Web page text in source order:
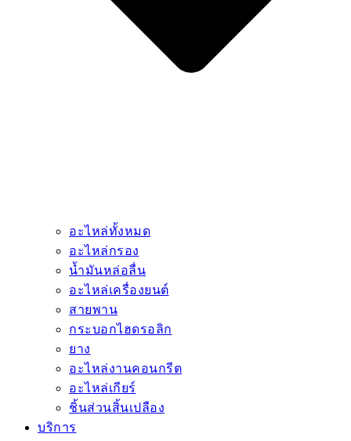
อะไหล่ทั้งหมด
อะไหล่กรอง
น้ำมันหล่อลื่น
อะไหล่เครื่องยนต์
สายพาน
กระบอกไฮดรอลิก
ยาง
อะไหล่งานคอนกรีต
อะไหล่เกียร์
ชิ้นส่วนสิ้นเปลือง
บริการ